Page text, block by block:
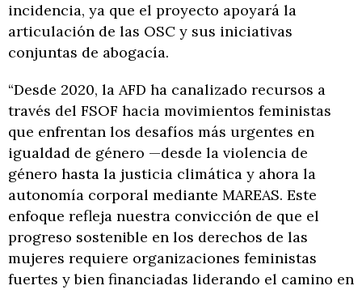
incidencia, ya que el proyecto apoyará la
articulación de las OSC y sus iniciativas
conjuntas de abogacía.
“Desde 2020, la AFD ha canalizado recursos a
través del FSOF hacia movimientos feministas
que enfrentan los desafíos más urgentes en
igualdad de género —desde la violencia de
género hasta la justicia climática y ahora la
autonomía corporal mediante MAREAS. Este
enfoque refleja nuestra convicción de que el
progreso sostenible en los derechos de las
mujeres requiere organizaciones feministas
fuertes y bien financiadas liderando el camino en